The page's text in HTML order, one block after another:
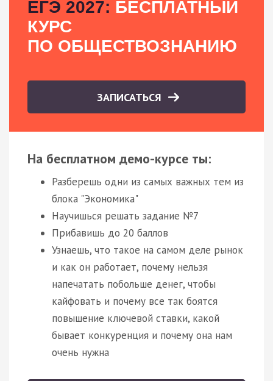
ЕГЭ 2027: БЕСПЛАТНЫЙ
КУРС
ПО ОБЩЕСТВОЗНАНИЮ
ЗАПИСАТЬСЯ
На бесплатном демо-курсе ты:
Разберешь одни из самых важных тем из
блока "Экономика"
Научишься решать задание №7
Прибавишь до 20 баллов
Узнаешь, что такое на самом деле рынок
и как он работает, почему нельзя
напечатать побольше денег, чтобы
кайфовать и почему все так боятся
повышение ключевой ставки, какой
бывает конкуренция и почему она нам
очень нужна